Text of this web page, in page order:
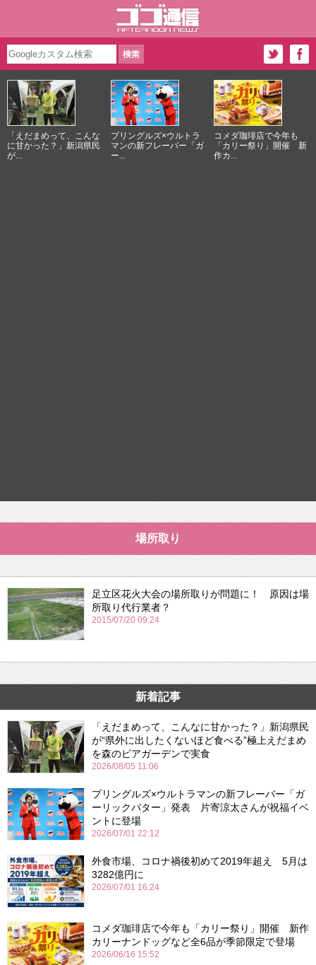
「えだまめって、こんな
に甘かった？」新潟県民
が...
プリングルズ×ウルトラ
マンの新フレーバー「ガ
ー...
コメダ珈琲店で今年も
「カリー祭り」開催 新
作カ...
場所取り
足立区花火大会の場所取りが問題に！ 原因は場
所取り代行業者？
2015/07/20 09:24
新着記事
「えだまめって、こんなに甘かった？」新潟県民
が“県外に出したくないほど食べる”極上えだまめ
を森のビアガーデンで実食
2026/08/05 11:06
プリングルズ×ウルトラマンの新フレーバー「ガ
ーリックバター」発表 片寄涼太さんが祝福イベ
ントに登場
2026/07/01 22:12
外食市場、コロナ禍後初めて2019年超え 5月は
3282億円に
2026/07/01 16:24
コメダ珈琲店で今年も「カリー祭り」開催 新作
カリーナンドッグなど全6品が季節限定で登場
2026/06/16 15:52